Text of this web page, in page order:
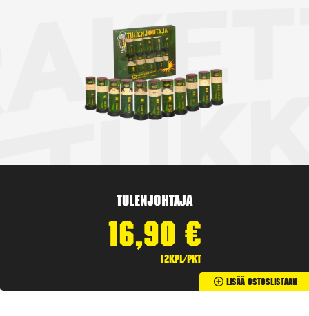
Tulenjohtaja
16,90 €
12kpl/pkt
Lisää Ostoslistaan